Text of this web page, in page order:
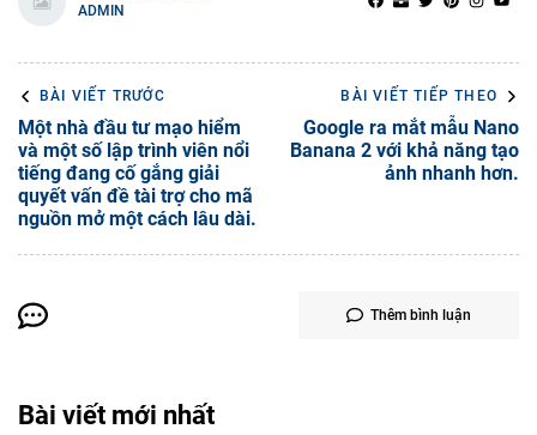
ADMIN
BÀI VIẾT TRƯỚC
Một nhà đầu tư mạo hiểm
và một số lập trình viên nổi
tiếng đang cố gắng giải
quyết vấn đề tài trợ cho mã
nguồn mở một cách lâu dài.
BÀI VIẾT TIẾP THEO
Google ra mắt mẫu Nano
Banana 2 với khả năng tạo
ảnh nhanh hơn.
Thêm bình luận
Bài viết mới nhất